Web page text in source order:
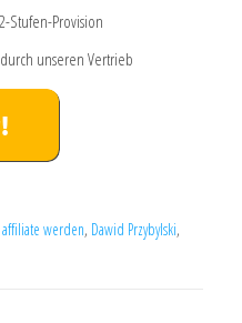
Stufen-Provision
unseren Vertrieb
affiliate werden, Dawid Przybylski,